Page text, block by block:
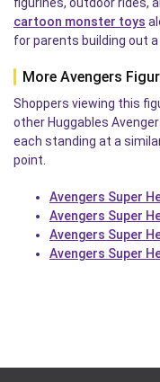
figurines, outdoor rides,
cartoon monster toys
for parents building out
More Avengers
Shoppers viewing this
other Huggables
each standing at a
point.
Avengers Super
Avengers Super
Avengers Super
Avengers Super